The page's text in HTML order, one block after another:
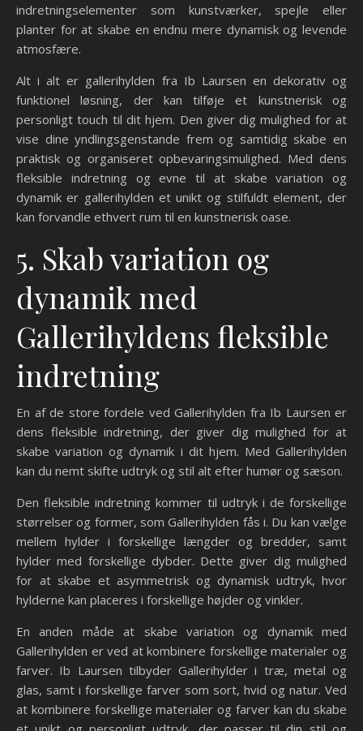
indretningselementer som kunstværker, spejle eller
planter for at skabe en endnu mere dynamisk og levende
atmosfære.
Alt i alt er gallerihylden fra Ib Laursen en dekorativ og
funktionel løsning, der kan tilføje et kunstnerisk og
personligt touch til dit hjem. Den giver dig mulighed for at
vise dine yndlingsgenstande frem og samtidig skabe en
praktisk og organiseret opbevaringsmulighed. Med dens
fleksible indretning og evne til at skabe variation og
dynamik er gallerihylden et unikt og stilfuldt element, der
kan forvandle ethvert rum til en kunstnerisk oase.
5. Skab variation og
dynamik med
Gallerihyldens fleksible
indretning
En af de store fordele ved Gallerihylden fra Ib Laursen er
dens fleksible indretning, der giver dig mulighed for at
skabe variation og dynamik i dit hjem. Med Gallerihylden
kan du nemt skifte udtryk og stil alt efter humør og sæson.
Den fleksible indretning kommer til udtryk i de forskellige
størrelser og former, som Gallerihylden fås i. Du kan vælge
mellem hylder i forskellige længder og bredder, samt
hylder med forskellige dybder. Dette giver dig mulighed
for at skabe et asymmetrisk og dynamisk udtryk, hvor
hylderne kan placeres i forskellige højder og vinkler.
En anden måde at skabe variation og dynamik med
Gallerihylden er ved at kombinere forskellige materialer og
farver. Ib Laursen tilbyder Gallerihylder i træ, metal og
glas, samt i forskellige farver som sort, hvid og natur. Ved
at kombinere forskellige materialer og farver kan du skabe